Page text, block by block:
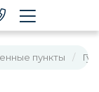
пункты